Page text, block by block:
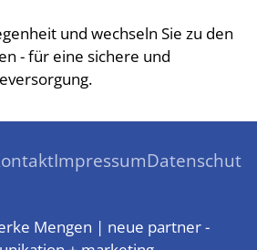
und wechseln Sie zu den
- für eine sichere und
ImpressumDatenschutz
Mengen | neue partner -